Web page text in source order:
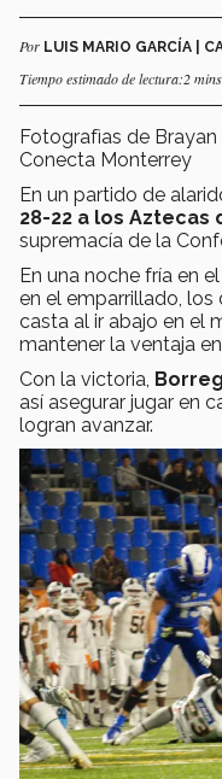
Por LUIS MARIO GARCÍA |
Tiempo estimado de lectura:2 mins
Fotografìas de Brayan
Conecta Monterrey
En un partido de
28-22 a los Aztecas
supremacía de la
En una noche fría en
en el emparrillado, los
casta al ir abajo en el
mantener la ventaja
Con la victoria,
así asegurar jugar en
logran avanzar.